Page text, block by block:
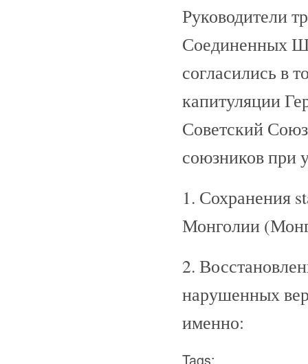
Руководители
Соединенных
согласились в
капитуляции
Советский
союзников при
1. Сохранения
Монголии
2.
нарушенных
именно:
Tags: